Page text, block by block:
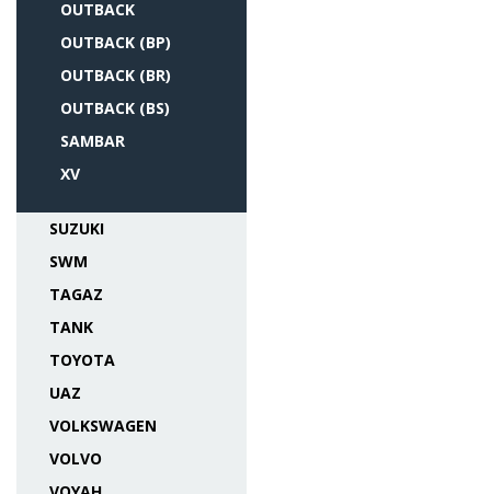
OUTBACK
OUTBACK (BP)
OUTBACK (BR)
OUTBACK (BS)
SAMBAR
XV
SUZUKI
SWM
TAGAZ
TANK
TOYOTA
UAZ
VOLKSWAGEN
VOLVO